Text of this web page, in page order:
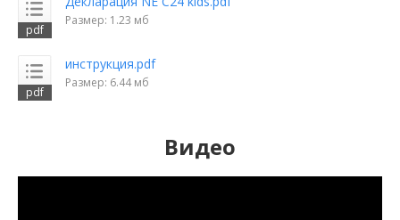
Размер: 1.23 мб
инструкция.pdf
Размер: 6.44 мб
Видео